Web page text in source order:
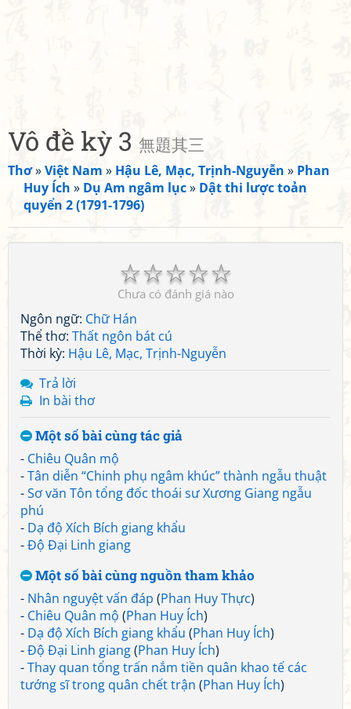
Vô đề kỳ 3 無題其三
Thơ»Việt Nam » Hậu Lê, Mạc, Trịnh-Nguyễn » Phan
Huy Ích » Dụ Am ngâm lục» Dật thi lược toản
quyển 2 (1791-1796)
☆
☆
☆
☆
☆
Chưa có đánh giá nào
Ngôn ngữ: Chữ Hán
Thể thơ: Thất ngôn bát cú
Thời kỳ: Hậu Lê, Mạc, Trịnh-Nguyễn
Trả lời
In bài thơ
Một số bài cùng tác giả
- Chiêu Quân mộ
-Tân diễn “Chinh phụ ngâm khúc” thành ngẫu thuật
-Sơ văn Tôn tổng đốc thoái sư Xương Giang ngẫu
phú
- Dạ độ Xích Bích giang khẩu
-Độ Đại Linh giang
Một số bài cùng nguồn tham khảo
- Nhân nguyệt vấn đáp (Phan Huy Thực)
- Chiêu Quân mộ (Phan Huy Ích)
- Dạ độ Xích Bích giang khẩu (Phan Huy Ích)
-Độ Đại Linh giang(Phan Huy Ích)
-Thay quan tổng trấn nắm tiền quân khao tế các
tướng sĩ trong quân chết trận (Phan Huy Ích)